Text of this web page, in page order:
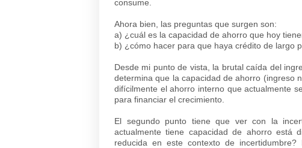
consume.
Ahora bien, las preguntas que surgen son:
a) ¿cuál es la capacidad de ahorro que hoy
b) ¿cómo hacer para que haya crédito de largo
Desde mi punto de vista, la brutal caída del
determina que la capacidad de ahorro (ingreso
difícilmente el ahorro interno que actualmente
para financiar el crecimiento.
El segundo punto tiene que ver con la
actualmente tiene capacidad de ahorro
reducida en este contexto de